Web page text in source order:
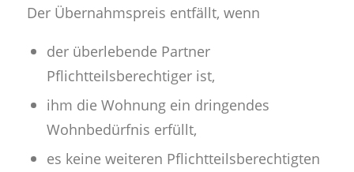
Der Übernahmspreis entfällt, wenn
der überlebende Partner
Pflichtteilsberechtiger ist,
ihm die Wohnung ein dringendes
Wohnbedürfnis erfüllt,
es keine weiteren Pflichtteilsberechtigten